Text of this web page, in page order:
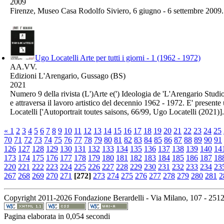
Firenze, Museo Casa Rodolfo Siviero, 6 giugno - 6 settembre 2009.
Ugo Locatelli Arte per tutti i giorni - 1 (1962 - 1972)
AA.VV.
Edizioni L'Arengario, Gussago (BS)
2021
Numero 9 della rivista (L')Arte e(') Ideologia de 'L'Arengario
e attraversa il lavoro artistico del decennio 1962 - 1972. E'
Locatelli ['Autoportrait toutes saisons, 66/99, Ugo Locatelli
« 1 2 3 4 5 6 7 8 9 10 11 12 13 14 15 16 17 18 19 20 21 22 23 24 25
70 71 72 73 74 75 76 77 78 79 80 81 82 83 84 85 86 87 88 89 90 91
126 127 128 129 130 131 132 133 134 135 136 137 138 139 140
173 174 175 176 177 178 179 180 181 182 183 184 185 186 187
220 221 222 223 224 225 226 227 228 229 230 231 232 233 234
267 268 269 270 271 [272] 273 274 275 276 277 278 279 280 281
Copyright 2011-2026 Fondazione Berardelli - Via Milano, 107 -
Pagina elaborata in 0,054 secondi